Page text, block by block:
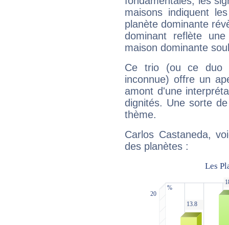
maisons indiquent
planète dominante
dominant reflète
maison dominante
Ce trio (ou ce duo
inconnue) offre un
amont d'une
dignités. Une sorte
thème.
Carlos Castaneda,
des planètes :